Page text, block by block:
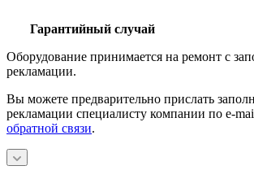
Гарантийный случай
Оборудование принимается на ремонт с
рекламации.
Вы можете предварительно прислать
рекламации специалисту компании по e-
обратной связи.